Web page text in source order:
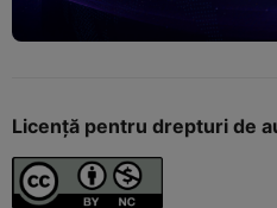
Licență pentru drepturi de